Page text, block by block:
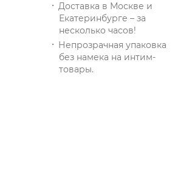
Доставка в Москве и
Екатеринбурге – за
несколько часов!
Непрозрачная упаковка
без намека на интим-
товары.